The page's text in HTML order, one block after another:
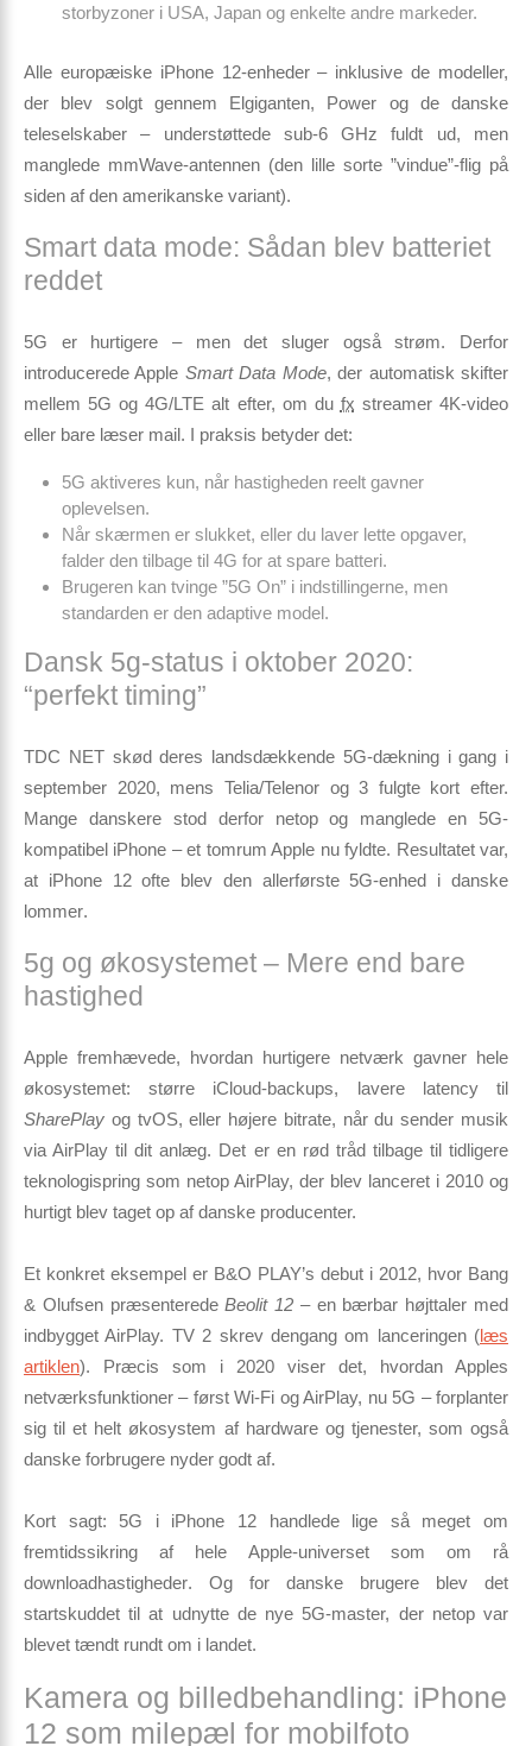
storbyzoner i USA, Japan og enkelte andre markeder.
Alle europæiske iPhone 12-enheder – inklusive de modeller,
der blev solgt gennem Elgiganten, Power og de danske
teleselskaber – understøttede sub-6 GHz fuldt ud, men
manglede mmWave-antennen (den lille sorte ”vindue”-flig på
siden af den amerikanske variant).
Smart data mode: Sådan blev batteriet
reddet
5G er hurtigere – men det sluger også strøm. Derfor
introducerede Apple Smart Data Mode, der automatisk skifter
mellem 5G og 4G/LTE alt efter, om du fx streamer 4K-video
eller bare læser mail. I praksis betyder det:
5G aktiveres kun, når hastigheden reelt gavner
oplevelsen.
Når skærmen er slukket, eller du laver lette opgaver,
falder den tilbage til 4G for at spare batteri.
Brugeren kan tvinge ”5G On” i indstillingerne, men
standarden er den adaptive model.
Dansk 5g-status i oktober 2020:
“perfekt timing”
TDC NET skød deres landsdækkende 5G-dækning i gang i
september 2020, mens Telia/Telenor og 3 fulgte kort efter.
Mange danskere stod derfor netop og manglede en 5G-
kompatibel iPhone – et tomrum Apple nu fyldte. Resultatet var,
at iPhone 12 ofte blev den allerførste 5G-enhed i danske
lommer.
5g og økosystemet – Mere end bare
hastighed
Apple fremhævede, hvordan hurtigere netværk gavner hele
økosystemet: større iCloud-backups, lavere latency til
SharePlay og tvOS, eller højere bitrate, når du sender musik
via AirPlay til dit anlæg. Det er en rød tråd tilbage til tidligere
teknologispring som netop AirPlay, der blev lanceret i 2010 og
hurtigt blev taget op af danske producenter.
Et konkret eksempel er B&O PLAY’s debut i 2012, hvor Bang
& Olufsen præsenteredeBeolit 12 – en bærbar højttaler med
indbygget AirPlay. TV 2 skrev dengang om lanceringen (læs
artiklen). Præcis som i 2020 viser det, hvordan Apples
netværksfunktioner – først Wi-Fi og AirPlay, nu 5G – forplanter
sig til et helt økosystem af hardware og tjenester, som også
danske forbrugere nyder godt af.
Kort sagt: 5G i iPhone 12 handlede lige så meget om
fremtidssikring af hele Apple-universet som om rå
downloadhastigheder. Og for danske brugere blev det
startskuddet til at udnytte de nye 5G-master, der netop var
blevet tændt rundt om i landet.
Kamera og billedbehandling: iPhone
12 som milepæl for mobilfoto